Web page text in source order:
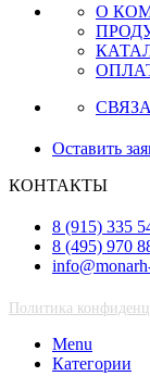
О
Оставить
КОНТАКТЫ
8 (915) 335
8 (495) 970
Политика
Menu
Категории